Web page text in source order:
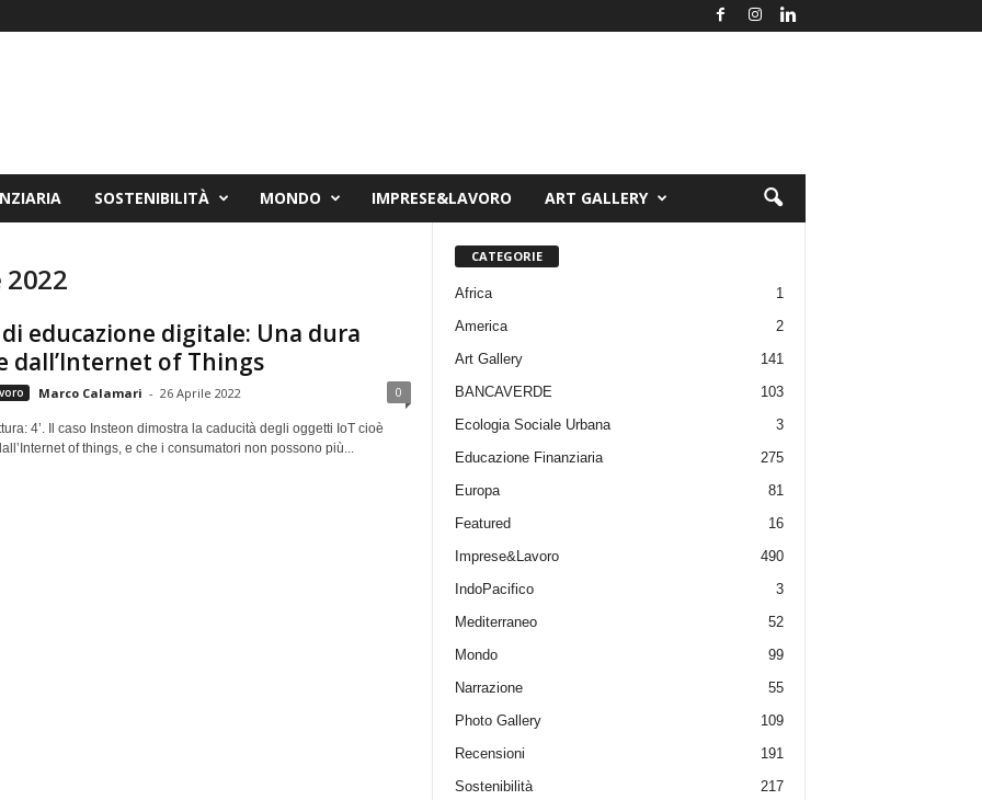
SOSTENIBILITÀ MONDO IMPRESE&LAVORO ART GALLERY
educazione digitale: Una dura
dall’Internet of Things
Marco Calamari - 26 Aprile 2022 0
4’. Il caso Insteon dimostra la caducità degli oggetti IoT cioè
of things, e che i consumatori non possono più...
CATEGORIE
Africa
1
America
2
Art Gallery
141
BANCAVERDE
103
Ecologia Sociale Urbana
3
Educazione Finanziaria
275
Europa
81
Featured
16
Imprese&Lavoro
490
IndoPacifico
3
Mediterraneo
52
Mondo
99
Narrazione
55
Photo Gallery
109
Recensioni
191
Sostenibilità
217